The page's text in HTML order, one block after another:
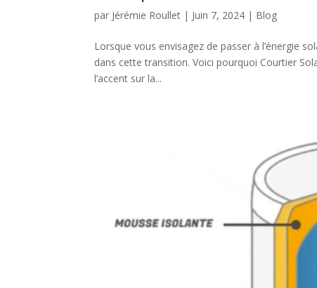
par Jérémie Roullet | Juin 7, 2024 | Blog
Lorsque vous envisagez de passer à l’énergie
dans cette transition. Voici pourquoi Courtier
l’accent sur la...